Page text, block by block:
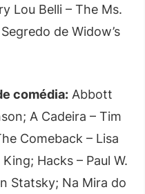
Lou Belli – The Ms.
de Widow’s
comédia: Abbott
A Cadeira – Tim
Comeback – Lisa
Hacks – Paul W.
Statsky; Na Mira do